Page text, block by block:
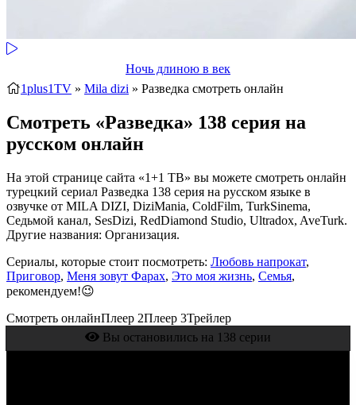
Ночь длиною в век
1plus1TV » Mila dizi » Разведка смотреть онлайн
Смотреть «Разведка» 138 серия на
русском онлайн
На этой странице сайта «1+1 ТВ» вы можете смотреть онлайн
турецкий сериал Разведка 138 серия на русском языке в
озвучке от MILA DIZI, DiziMania, ColdFilm, TurkSinema,
Седьмой канал, SesDizi, RedDiamond Studio, Ultradox, AveTurk.
Другие названия: Организация.
Сериалы, которые стоит посмотреть: Любовь напрокат,
Приговор, Меня зовут Фарах, Это моя жизнь, Семья,
рекомендуем!😉
Смотреть онлайнПлеер 2Плеер 3Трейлер
Вы остановились на 138 серии